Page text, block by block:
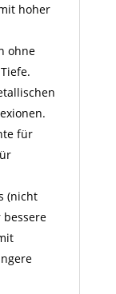
hoher
ohne
für
(nicht